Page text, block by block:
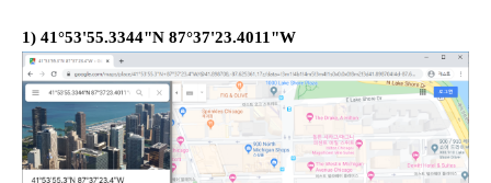
1) 41°53'55.3344"N 87°37'23.4011"W